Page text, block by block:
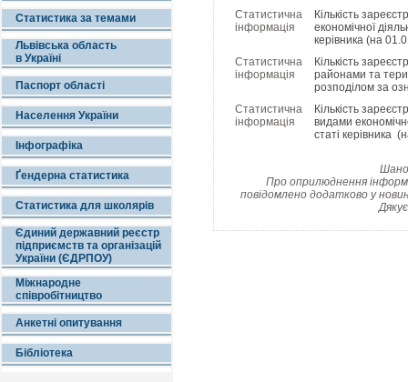
Статистика за темами
Львівська область
в Україні
Паспорт області
Населення України
Інфографіка
Ґендерна статистика
Статистика для школярів
Єдиний державний реєстр
підприємств та організацій
України (ЄДРПОУ)
Міжнародне
співробітництво
Анкетні опитування
Бібліотека
Статистична
інформація
Кількість
економічної
керівника (на
Статистична
інформація
Кількість
районами та
розподілом за
Статистична
інформація
Кількість
видами
статі керівника
Про оприлюднення
повідомлено додатково у